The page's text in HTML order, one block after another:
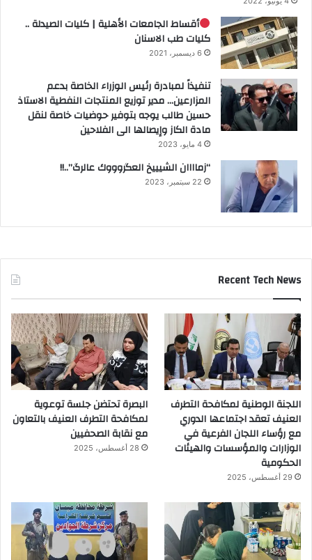
أقساط الجامعات الأهلية | كليات الصيدلة ..
كليات طب الاسنان
6 ديسمبر، 2021
تنفيذاً لمبادرة رئيس الوزراء الخاصة بدعم
المزارعين… مدير توزيع المنتجات النفطية الاستاذ
حسين طالب يوجه بتوفير حوضيات خاصة لنقل
مادة الكاز وإيصالها الى الفلاحين
4 مايو، 2023
“زماااان الشيييخ العگروووك عالرگ”..!!
22 سبتمبر، 2023
Recent Tech News
اللجنة الوطنية لمكافحة التطرف
العنيف تعقد اجتماعها الدوري
مع رؤساء اللجان الفرعية في
الوزارات والمؤسسات والهيئات
الحكومية
29 أغسطس، 2025
البصرة تحتضن جلسة توعوية
لمكافحة التطرف العنيف بالتعاون
مع نقابة الصحفيين
28 أغسطس، 2025